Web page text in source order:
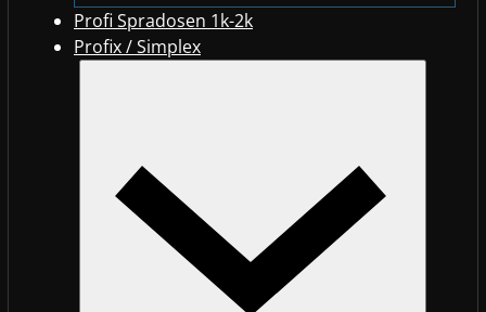
Profi Spradosen 1k-2k
Profix / Simplex